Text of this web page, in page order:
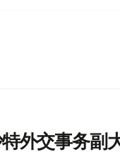
外交事务副